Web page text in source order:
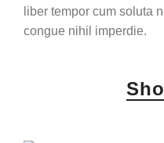
liber tempor cum soluta
congue nihil imperdie.